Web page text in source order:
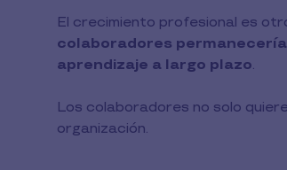
El crecimiento profesional es
colaboradores
aprendizaje a largo plazo.
Los colaboradores no solo
organización.